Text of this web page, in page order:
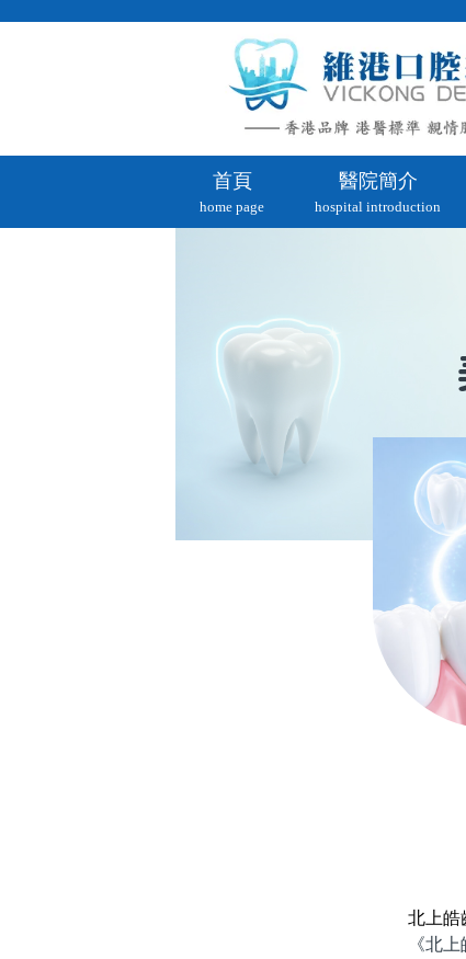
首頁
home page
醫院簡介
hospital introduction
北上皓
《北上皓